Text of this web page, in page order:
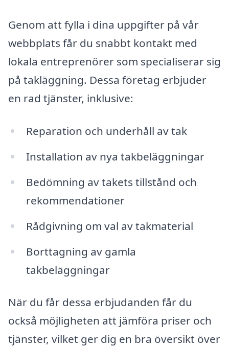
Genom att fylla i dina uppgifter på vår
webbplats får du snabbt kontakt med
lokala entreprenörer som specialiserar sig
på takläggning. Dessa företag erbjuder
en rad tjänster, inklusive:
Reparation och underhåll av tak
Installation av nya takbeläggningar
Bedömning av takets tillstånd och
rekommendationer
Rådgivning om val av takmaterial
Borttagning av gamla
takbeläggningar
När du får dessa erbjudanden får du
också möjligheten att jämföra priser och
tjänster, vilket ger dig en bra översikt över